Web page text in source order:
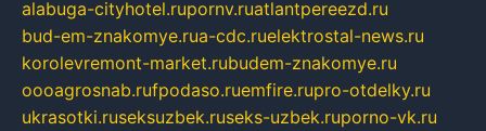
alabuga-cityhotel.rupornv.ruatlantpereezd.ru
bud-em-znakomye.rua-cdc.ruelektrostal-news.ru
korolevremont-market.rubudem-znakomye.ru
oooagrosnab.rufpodaso.ruemfire.rupro-otdelky.ru
ukrasotki.ruseksuzbek.ruseks-uzbek.ruporno-vk.ru